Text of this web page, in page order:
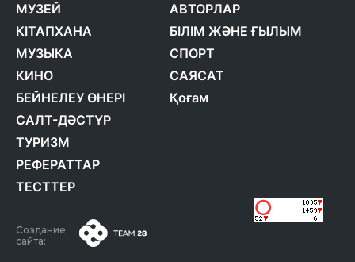
МУЗЕЙ
КІТАПХАНА
МУЗЫКА
КИНО
БЕЙНЕЛЕУ ӨНЕРІ
САЛТ-ДӘСТҮР
ТУРИЗМ
РЕФЕРАТТАР
ТЕСТТЕР
АВТОРЛАР
БІЛІМ ЖӘНЕ ҒЫЛЫМ
СПОРТ
САЯСАТ
Қоғам
Создание
сайта: